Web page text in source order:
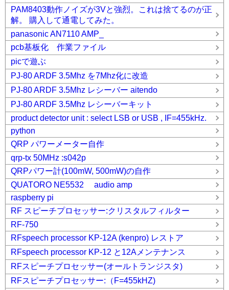
PAM8403動作ノイズが3Vと強烈。これは捨てるのが正
解。 購入して通電してみた。
panasonic AN7110 AMP_
pcb基板化 作業ファイル
picで遊ぶ
PJ-80 ARDF 3.5Mhz を7Mhz化に改造
PJ-80 ARDF 3.5Mhz レシーバー aitendo
PJ-80 ARDF 3.5Mhz レシーバーキット
product detector unit : select LSB or USB , IF=455kHz.
python
QRP パワーメーター自作
qrp-tx 50MHz :s042p
QRPパワー計(100mW, 500mW)の自作
QUATORO NE5532 audio amp
raspberry pi
RF スピーチプロセッサー:クリスタルフィルター
RF-750
RFspeech processor KP-12A (kenpro) レストア
RFspeech processor KP-12 と12Aメンテナンス
RFスピーチプロセッサー(オールトランジスタ)
RFスピーチプロセッサー:（F=455kHZ)